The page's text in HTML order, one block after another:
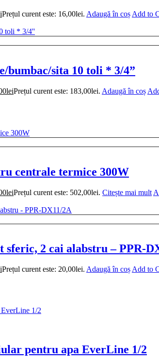
Prețul curent este: 16,00lei. Adaugă în coș Add to
sita 10 toli * 3/4”
leiPrețul curent este: 183,00lei. Adaugă în coș
centrale termice 300W
leiPrețul curent este: 502,00lei. Citește mai mult
2 cai alabstru – PPR-
Prețul curent este: 20,00lei. Adaugă în coș Add to
pentru apa EverLine 1/2